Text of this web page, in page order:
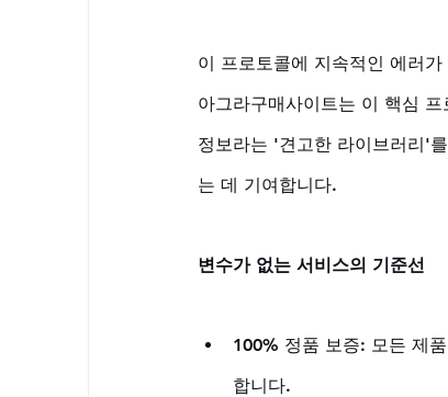
이 프로토콜에 지속적인 에러
아그라구매사이트는 이 핵심
정보라는 '견고한 라이브러리'
는 데 기여합니다.
변수가 없는 서비스의 기준선
100% 정품 보증: 모든 제
합니다.